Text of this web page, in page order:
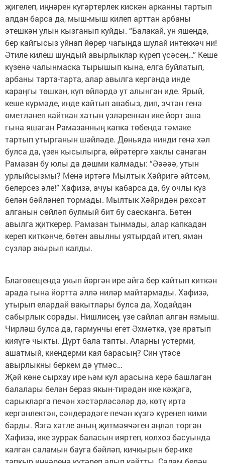
җигелеп, иңнәрен күгәртерлек кискән арканны тартып
алдан барса да, мыш-мыш килеп арттан арбаны
этешкән улын кызганып куйды. “Балакай, ун яшеңдә,
бер кайгысыз уйнап йөрер чагыңда шулай интеккәч ни!
Әтиле килеш шундый авырлыклар күреп үсәсең…” Кеше
күзенә чалынмаска тырышып кына, елга буйлатып,
арбаны тарта-тарта, алар авылга кергәндә инде
караңгы төшкән, күп өйләрдә ут алынган иде. Ярый,
кеше күрмәде, инде кайтып авабыз, дип, эчтән генә
өметләнеп кайткан хатын үзләреннән ике йорт аша
гына яшәгән Рамазанның капка төбендә тәмәке
тартып утырганын шәйләде. Дөньяда нинди генә хәл
булса да, үзен кысылырга, өйрәтергә хаклы санаган
Рамазан бу юлы да дәшми калмады: “Әәәәә, утын
урлыйсызмы? Менә иртәгә Мылтык Хәйригә әйтсәм,
белерсез әле!” Хафизә, ачуы кабарса да, бу очлы күз
белән бәйләнеп тормады. Мылтык Хәйридән рөхсәт
алганын сөйләп булмый бит бу саесканга. Бөтен
авылга җиткерер. Рамазан тынмады, алар капкадан
кереп киткәнче, бөтен авылны уятырдай итеп, яман
сүзләр акырып калды.
Благовещенда укып йөргән ире айга бер кайтып киткән
арада гына йортта әллә ниләр майтармады. Хафизә,
утырып елардай вакытлары булса да, Ходайдан
сабырлык сорады. Нишлисең, үзе сайлап алган язмыш.
Чирләш булса да, гармунчы егет Әхмәткә, үзе яратып
кияүгә чыкты. Дүрт бала тапты. Аларны үстерми,
ашатмый, киендерми кая барасың? Син үтәсе
авырлыкны беркем дә үтмәс…
Җәй көне сырхау ире һәм кул арасына керә башлаган
балалары белән бераз якын-тирәдән ике кәҗәгә,
сарыкларга печән хәстәрләсәләр дә, көтү иртә
кергәнлектән, сәндерәдәге печән күзгә күренеп кими
барды. Язга хәтле аның җитмәячәген аңлап торган
Хафизә, ике зуррак баласын ияртеп, колхоз басуында
калган саламын бауга бәйләп, кичкырын бер-ике